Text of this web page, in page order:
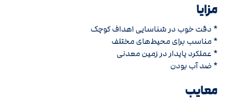
مزایا
* دقت خوب در شناسایی اهداف کوچک
* مناسب برای محیط‌های مختلف
* عملکرد پایدار در زمین معدنی
* ضد آب بودن
معایب